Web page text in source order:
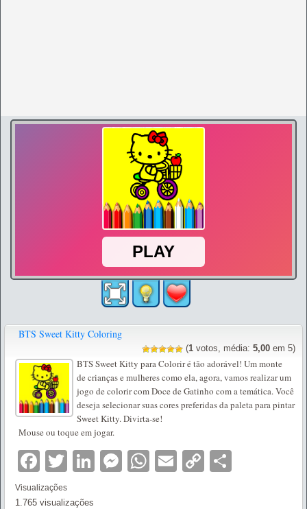
BTS Sweet Kitty Coloring
(1 votos, média: 5,00 em 5)
BTS Sweet Kitty para Colorir é tão adorável! Um monte
de crianças e mulheres como ela, agora, vamos realizar um
jogo de colorir com Doce de Gatinho com a temática. Você
deseja selecionar suas cores preferidas da paleta para pintar
Sweet Kitty. Divirta-se!
Mouse ou toque em jogar.
Facebook
TwitterLinkedIn
Messenger
WhatsApp
EmailCopy
Visualizações
1.765 visualizações